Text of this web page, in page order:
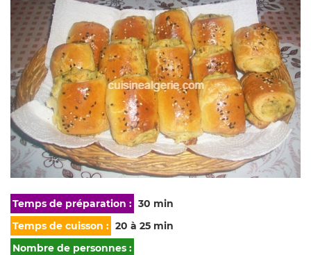
Temps de préparation : 30 min
Temps de cuisson : 20 à 25 min
Nombre de personnes :